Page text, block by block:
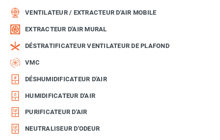
VENTILATEUR / EXTRACTEUR D'AIR MOBILE
EXTRACTEUR D'AIR MURAL
DÉSTRATIFICATEUR VENTILATEUR DE PLAFOND
VMC
DÉSHUMIDIFICATEUR D'AIR
HUMIDIFICATEUR D'AIR
PURIFICATEUR D'AIR
NEUTRALISEUR D'ODEUR